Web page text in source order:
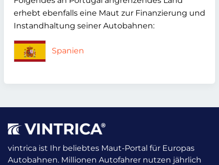
erhebt ebenfalls eine Maut zur Finanzierung und
Instandhaltung seiner Autobahnen:
Spanien
vintrica ist Ihr beliebtes Maut-Portal für Europas
Autobahnen. Millionen Autofahrer nutzen jährlich